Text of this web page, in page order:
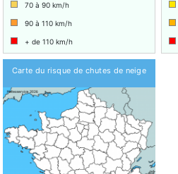
70 à 90 km/h
90 à 110 km/h
+ de 110 km/h
Carte du risque de chutes de neige